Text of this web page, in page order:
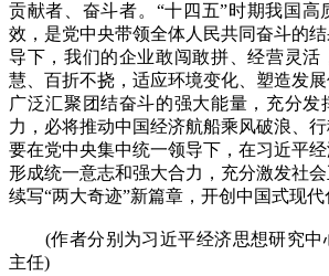
贡献者、奋斗者。“十四五”时期我国高
效，是党中央带领全体人民共同奋斗的
导下，我们的企业敢闯敢拼、经营灵活
慧、百折不挠，适应环境变化、塑造发展
广泛汇聚团结奋斗的强大能量，充分发
力，必将推动中国经济航船乘风破浪、行
要在党中央集中统一领导下，在习近平经
形成统一意志和强大合力，充分激发社
续写“两大奇迹”新篇章，开创中国式现代
(作者分别为习近平经济思想研究中
主任)